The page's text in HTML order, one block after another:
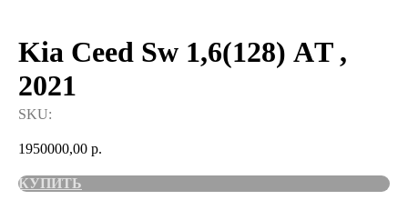
Kia Ceed Sw 1,6(128) АT ,
2021
SKU:
1950000,00 р.
КУПИТЬ